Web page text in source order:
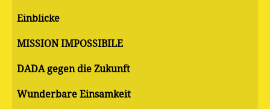
Einblicke
MISSION IMPOSSIBILE
DADA gegen die Zukunft
Wunderbare Einsamkeit